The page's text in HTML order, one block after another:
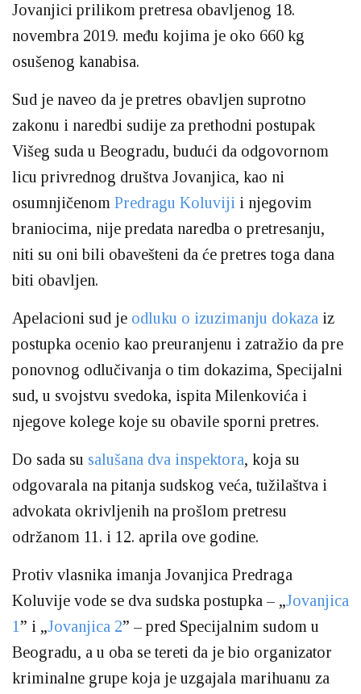
Jovanjici prilikom pretresa obavljenog 18.
novembra 2019. među kojima je oko 660 kg
osušenog kanabisa.
Sud je naveo da je pretres obavljen suprotno
zakonu i naredbi sudije za prethodni postupak
Višeg suda u Beogradu, budući da odgovornom
licu privrednog društva Jovanjica, kao ni
osumnjičenom Predragu Koluviji i njegovim
braniocima, nije predata naredba o pretresanju,
niti su oni bili obavešteni da će pretres toga dana
biti obavljen.
Apelacioni sud je odluku o izuzimanju dokaza iz
postupka ocenio kao preuranjenu i zatražio da pre
ponovnog odlučivanja o tim dokazima, Specijalni
sud, u svojstvu svedoka, ispita Milenkovića i
njegove kolege koje su obavile sporni pretres.
Do sada su salušana dva inspektora, koja su
odgovarala na pitanja sudskog veća, tužilaštva i
advokata okrivljenih na prošlom pretresu
održanom 11. i 12. aprila ove godine.
Protiv vlasnika imanja Jovanjica Predraga
Koluvije vode se dva sudska postupka – „Jovanjica
1” i „Jovanjica 2” – pred Specijalnim sudom u
Beogradu, a u oba se tereti da je bio organizator
kriminalne grupe koja je uzgajala marihuanu za